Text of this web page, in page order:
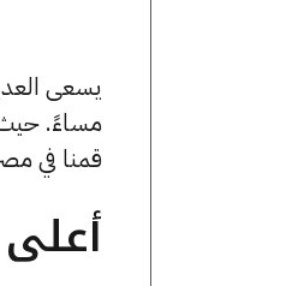
مساءً. حيث
قمنا في مصر 365 بتوفير تغطية دائمة لأسعار اليورو الآن وفي هذا المقال، سنتعرف على كافة